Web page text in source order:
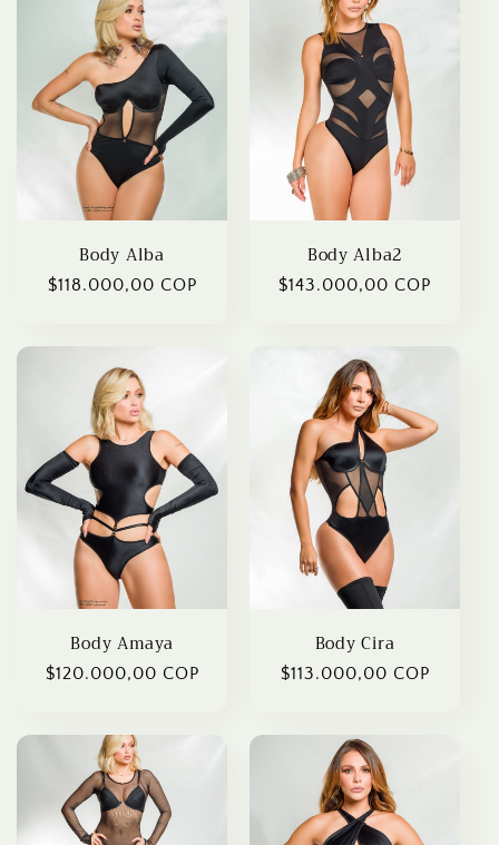
o
Body Alba
Regular
$118.000,00 COP
Body Alba2
Regular
$143.000,00 COP
Body Amaya
Regular
$120.000,00 COP
Body Cira
Regular
$113.000,00 COP